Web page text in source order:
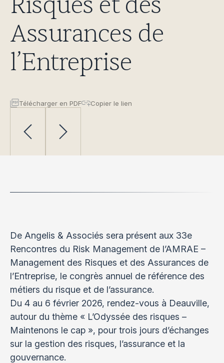
Assurances de
l’Entreprise
Télécharger en PDF Copier le lien
De Angelis & Associés sera présent aux 33e
Rencontres du Risk Management de l’AMRAE –
Management des Risques et des Assurances de
l’Entreprise, le congrès annuel de référence des
métiers du risque et de l’assurance.
Du 4 au 6 février 2026, rendez-vous à Deauville,
autour du thème « L’Odyssée des risques –
Maintenons le cap », pour trois jours d’échanges
sur la gestion des risques, l’assurance et la
gouvernance.